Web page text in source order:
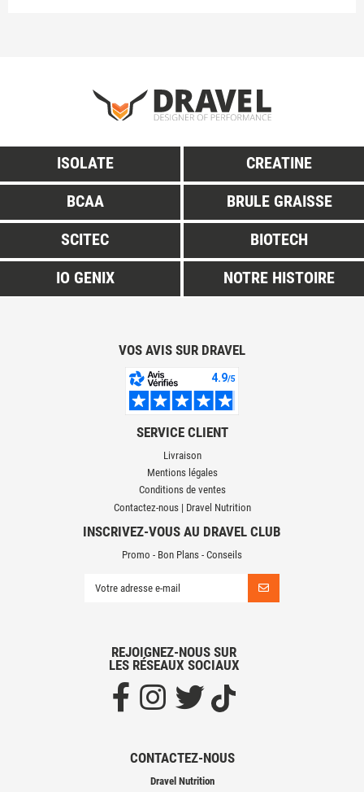
ISOLATE
CREATINE
BCAA
BRULE GRAISSE
SCITEC
BIOTECH
IO GENIX
NOTRE HISTOIRE
VOS AVIS SUR DRAVEL
SERVICE CLIENT
Livraison
Mentions légales
Conditions de ventes
Contactez-nous | Dravel Nutrition
CONTACTEZ-NOUS
Dravel Nutrition
INSCRIVEZ-VOUS AU DRAVEL CLUB
Promo - Bon Plans - Conseils
REJOIGNEZ-NOUS SUR
LES RÉSEAUX SOCIAUX